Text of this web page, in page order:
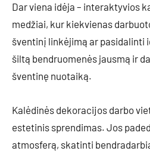
Dar viena idėja – interaktyvios
medžiai, kur kiekvienas
šventinį linkėjimą ar pasidalinti
šiltą bendruomenės jausmą ir
šventinę nuotaiką.
Kalėdinės dekoracijos darbo
estetinis sprendimas. Jos
atmosferą, skatinti